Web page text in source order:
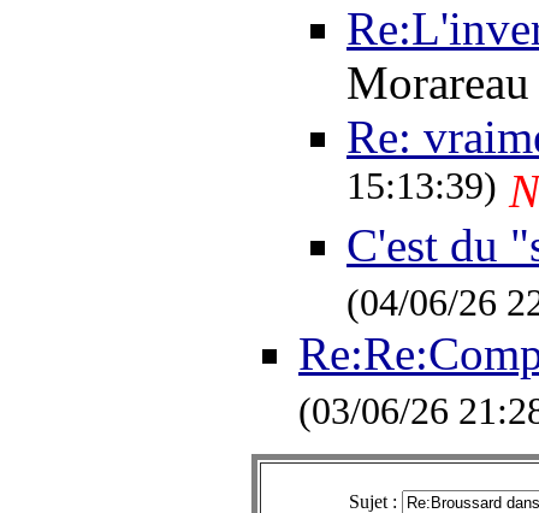
Re:
15:13:39)
C'est du
(04/06/26
(03/06/26
Sujet :